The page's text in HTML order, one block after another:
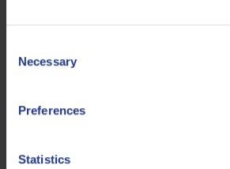
Selection
Necessary
Preferences
Statistics